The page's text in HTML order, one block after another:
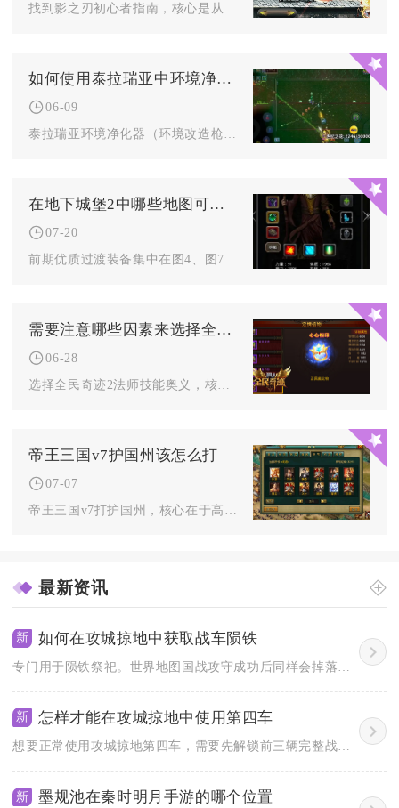
找到影之刃初心者指南，核心是从职业选择、技能链构建、心法培养...
如何使用泰拉瑞亚中环境净化器
06-09
泰拉瑞亚环境净化器（环境改造枪）是困难模式核心环境治理工具，...
在地下城堡2中哪些地图可以刷到比较好的装备
07-20
前期优质过渡装备集中在图4、图7、图9野外区域与远山庄园、幽...
需要注意哪些因素来选择全民奇迹2法师技能奥义
06-28
选择全民奇迹2法师技能奥义，核心要紧扣战斗场景适配、技能定位...
帝王三国v7护国州该怎么打
07-07
最新资讯
新 如何在攻城掠地中获取战车陨铁
新 怎样才能在攻城掠地中使用第四车
新 墨规池在秦时明月手游的哪个位置